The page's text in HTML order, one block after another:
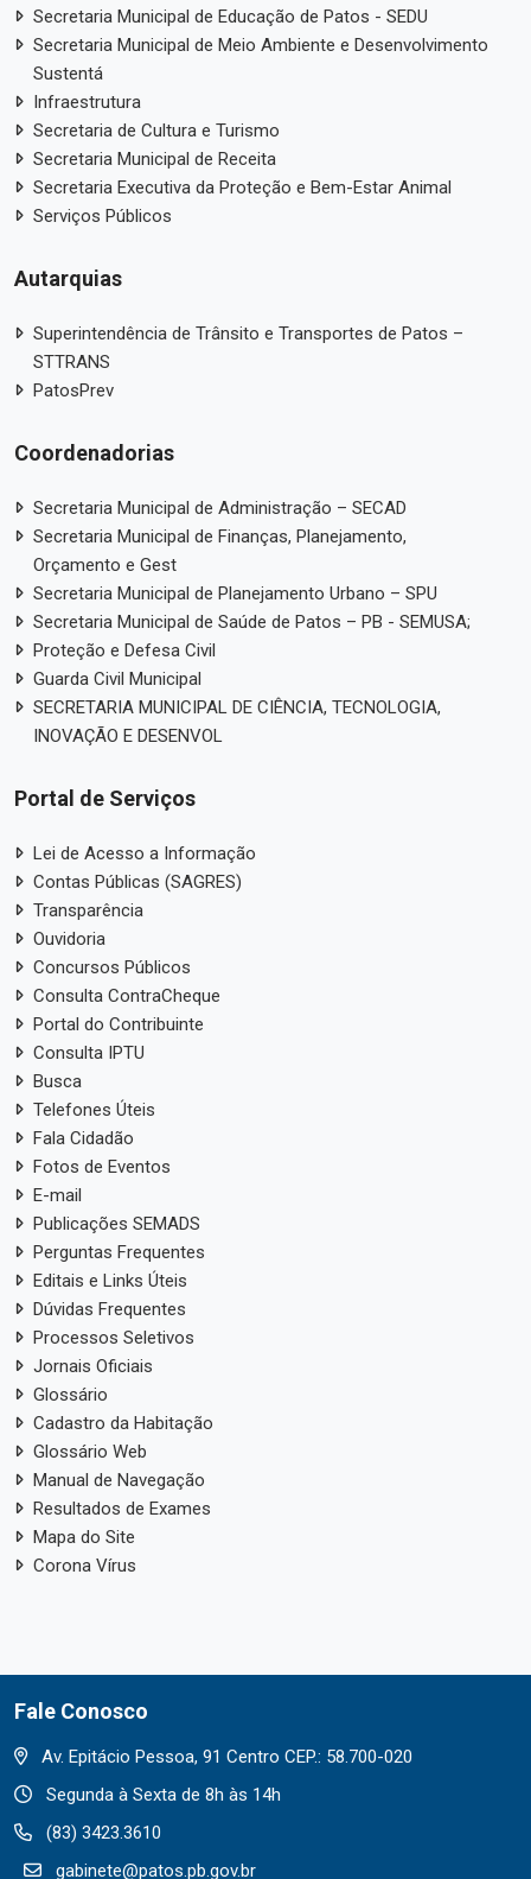
Secretaria Municipal de Educação de Patos - SEDU
Secretaria Municipal de Meio Ambiente e Desenvolvimento
Sustentá
Infraestrutura
Secretaria de Cultura e Turismo
Secretaria Municipal de Receita
Secretaria Executiva da Proteção e Bem-Estar Animal
Serviços Públicos
Autarquias
Superintendência de Trânsito e Transportes de Patos –
STTRANS
PatosPrev
Coordenadorias
Secretaria Municipal de Administração – SECAD
Secretaria Municipal de Finanças, Planejamento,
Orçamento e Gest
Secretaria Municipal de Planejamento Urbano – SPU
Secretaria Municipal de Saúde de Patos – PB - SEMUSA;
Proteção e Defesa Civil
Guarda Civil Municipal
SECRETARIA MUNICIPAL DE CIÊNCIA, TECNOLOGIA,
INOVAÇÃO E DESENVOL
Portal de Serviços
Lei de Acesso a Informação
Contas Públicas (SAGRES)
Transparência
Ouvidoria
Concursos Públicos
Consulta ContraCheque
Portal do Contribuinte
Consulta IPTU
Busca
Telefones Úteis
Fala Cidadão
Fotos de Eventos
E-mail
Publicações SEMADS
Perguntas Frequentes
Editais e Links Úteis
Dúvidas Frequentes
Processos Seletivos
Jornais Oficiais
Glossário
Cadastro da Habitação
Glossário Web
Manual de Navegação
Resultados de Exames
Mapa do Site
Corona Vírus
Fale Conosco
Av. Epitácio Pessoa, 91 Centro CEP.: 58.700-020
Segunda à Sexta de 8h às 14h
(83) 3423.3610
gabinete@patos.pb.gov.br